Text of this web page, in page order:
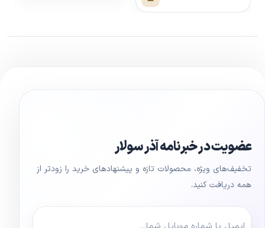
عضویت در خبرنامه آذر سولار
تخفیف‌های ویژه، محصولات تازه و پیشنهادهای خرید را زودتر از
همه دریافت کنید.